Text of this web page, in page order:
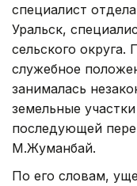
специалист
Уральск,
сельского округа.
служебное
занималась
земельные
последующей
М.Жуманбай.
По его словам,